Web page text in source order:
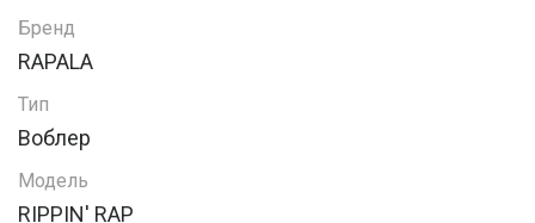
Бренд
RAPALA
Тип
Воблер
Модель
RIPPIN' RAP